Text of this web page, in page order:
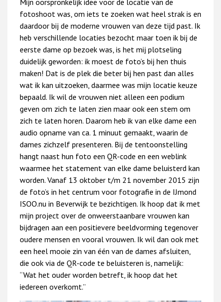
Mijn oorspronkelijk idee voor de locatie van de
fotoshoot was, om iets te zoeken wat heel strak is en
daardoor bij de moderne vrouwen van deze tijd past. Ik
heb verschillende locaties bezocht maar toen ik bij de
eerste dame op bezoek was, is het mij plotseling
duidelijk geworden: ik moest de foto’s bij hen thuis
maken! Dat is de plek die beter bij hen past dan alles
wat ik kan uitzoeken, daarmee was mijn locatie keuze
bepaald. Ik wil de vrouwen niet alleen een podium
geven om zich te laten zien maar ook een stem om
zich te laten horen. Daarom heb ik van elke dame een
audio opname van ca. 1 minuut gemaakt, waarin de
dames zichzelf presenteren. Bij de tentoonstelling
hangt naast hun foto een QR-code en een weblink
waarmee het statement van elke dame beluisterd kan
worden. Vanaf 13 oktober t/m 21 november 2015 zijn
de foto’s in het centrum voor fotografie in de IJmond
ISOO.nu in Beverwijk te bezichtigen. Ik hoop dat ik met
mijn project over de onweerstaanbare vrouwen kan
bijdragen aan een positievere beeldvorming tegenover
oudere mensen en vooral vrouwen. Ik wil dan ook met
een heel mooie zin van één van de dames afsluiten,
die ook via de QR-code te beluisteren is, namelijk:
“Wat het ouder worden betreft, ik hoop dat het
iedereen overkomt.”